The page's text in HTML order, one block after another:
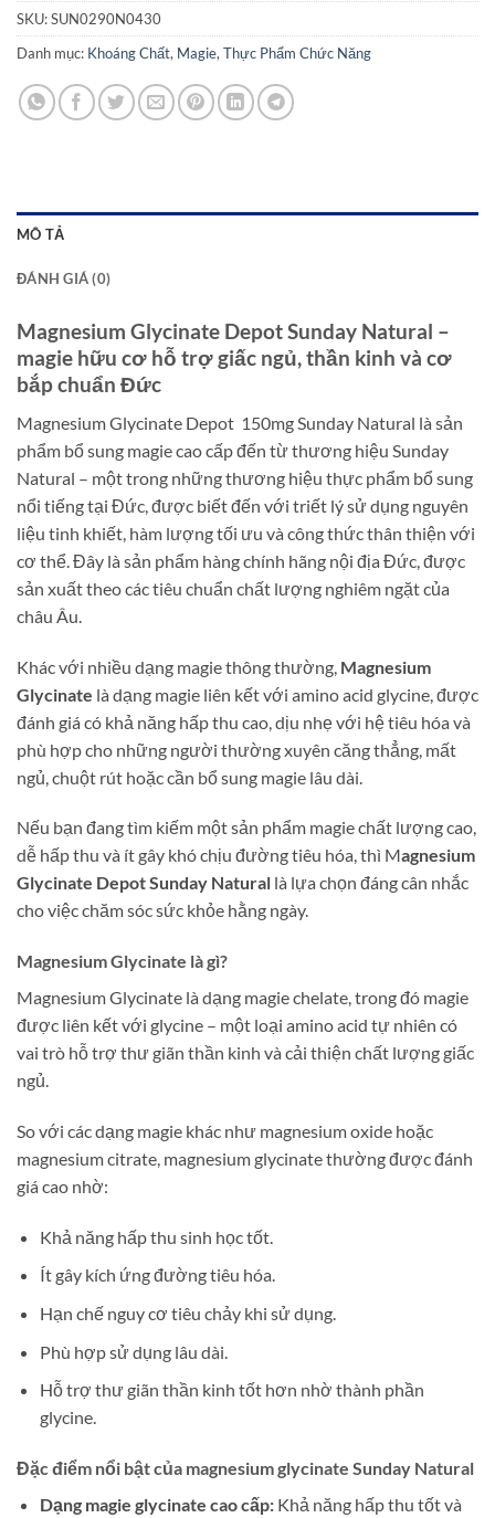
SKU:SUN0290N0430
Danh mục: Khoáng Chất, Magie,Thực Phẩm Chức Năng
MÔ TẢ
ĐÁNH GIÁ (0)
Magnesium Glycinate Depot Sunday Natural –
magie hữu cơ hỗ trợ giấc ngủ, thần kinh và cơ
bắp chuẩn Đức
Magnesium Glycinate Depot 150mg Sunday Natural là sản
phẩm bổ sung magie cao cấp đến từ thương hiệu Sunday
Natural – một trong những thương hiệu thực phẩm bổ sung
nổi tiếng tại Đức, được biết đến với triết lý sử dụng nguyên
liệu tinh khiết, hàm lượng tối ưu và công thức thân thiện với
cơ thể. Đây là sản phẩm hàng chính hãng nội địa Đức, được
sản xuất theo các tiêu chuẩn chất lượng nghiêm ngặt của
châu Âu.
Khác với nhiều dạng magie thông thường, Magnesium
Glycinate là dạng magie liên kết với amino acid glycine, được
đánh giá có khả năng hấp thu cao, dịu nhẹ với hệ tiêu hóa và
phù hợp cho những người thường xuyên căng thẳng, mất
ngủ, chuột rút hoặc cần bổ sung magie lâu dài.
Nếu bạn đang tìm kiếm một sản phẩm magie chất lượng cao,
dễ hấp thu và ít gây khó chịu đường tiêu hóa, thì Magnesium
Glycinate Depot Sunday Natural là lựa chọn đáng cân nhắc
cho việc chăm sóc sức khỏe hằng ngày.
Magnesium Glycinate là gì?
Magnesium Glycinate là dạng magie chelate, trong đó magie
được liên kết với glycine – một loại amino acid tự nhiên có
vai trò hỗ trợ thư giãn thần kinh và cải thiện chất lượng giấc
ngủ.
So với các dạng magie khác như magnesium oxide hoặc
magnesium citrate, magnesium glycinate thường được đánh
giá cao nhờ:
Khả năng hấp thu sinh học tốt.
Ít gây kích ứng đường tiêu hóa.
Hạn chế nguy cơ tiêu chảy khi sử dụng.
Phù hợp sử dụng lâu dài.
Hỗ trợ thư giãn thần kinh tốt hơn nhờ thành phần
glycine.
Đặc điểm nổi bật của magnesium glycinate Sunday Natural
Dạng magie glycinate cao cấp:Khả năng hấp thu tốt và